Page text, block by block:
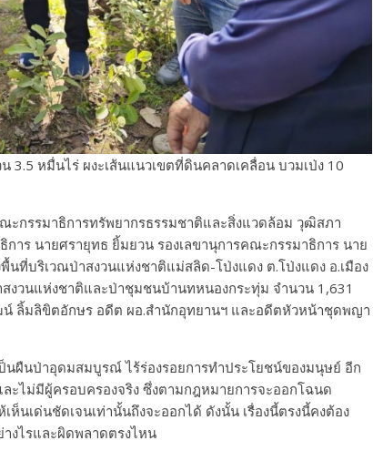
หมื่นไร่ ผงะเส้นแนวเขตที่ดินคลาดเคลื่อน บวมเป่ง 10
กรรมาธิการทรัพยากรธรรมชาติและสิ่งแวดล้อม วุฒิสภา
ร นายศรายุทธ ยิ้มยวน รองเลขานุการคณะกรรมาธิการ นาย
ที่บริเวณป่าสงวนแห่งชาติแม่สลิด-โป่งแดง ต.โป่งแดง อ.เมือง
วนแห่งชาติและป่าชุมชนบ้านทหนองกระทุ่ม จำนวน 1,631
น์ ลิ้มลิขิตอักษร อดีต ผอ.สำนักอุทยานฯ และอดีตหัวหน้าชุดพญา
นผืนป่าอุดมสมบูรณ์ ไร้ร่องรอยการทำประโยชน์ของมนุษย์ อีก
ะไม่มีผู้ครอบครองจริง ซึ่งตามกฎหมายการจะออกโฉนด
นเด่นชัดเจนเท่านั้นถึงจะออกได้ ดังนั้น เรื่องนี้ตรงนี้คงต้อง
างไรและผิดพลาดตรงไหน